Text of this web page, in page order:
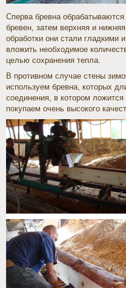
Сперва бревна
бревен, затем верхняя и
обработки они стали
вложить необходимое
целью сохранения тепла.
В противном случае стены
используем бревна, которых
соединения, в котором
покупаем очень высокого